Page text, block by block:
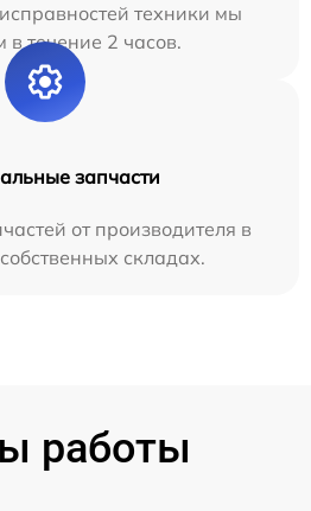
техники мы
в течение 2 часов.
запчасти
от производителя в
складах.
работы